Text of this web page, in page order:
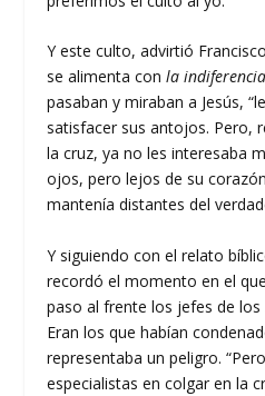
Y este culto, advirtió
se alimenta conla
pasaban y miraban a Jesús,
satisfacer sus antojos. Pero,
la cruz, ya no les interesaba
ojos, pero lejos de su
mantenía distantes del
Y siguiendo con el relato
recordó el momento en el
paso al frente los jefes de
Eran los que habían
representaba un peligro.
especialistas en colgar en la